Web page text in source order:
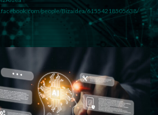
people/Bizaidea/61554218505638/